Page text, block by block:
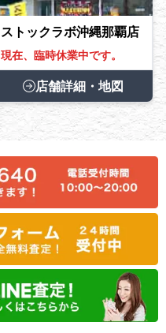
ストックラボ沖縄那覇店
現在、臨時休業中です。
店舗詳細・地図